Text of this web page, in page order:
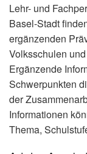
Lehr- und
Basel-Stadt
ergänzenden
Volksschulen
Ergänzende
Schwerpunkten
der
Informationen
Thema,